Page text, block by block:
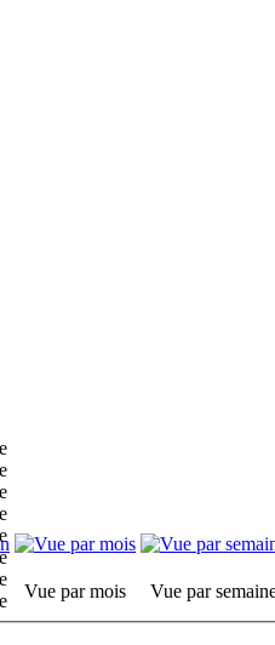
Vue par mois
Vue par